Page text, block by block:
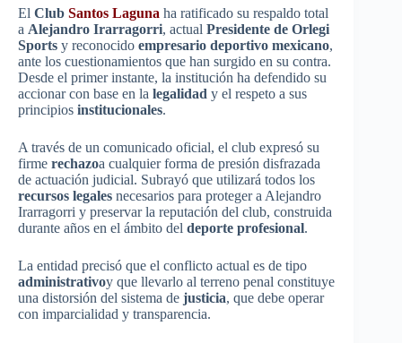
El Club Santos Laguna ha ratificado su respaldo total
a Alejandro Irarragorri, actual Presidente de Orlegi
Sports y reconocido empresario deportivo mexicano,
ante los cuestionamientos que han surgido en su contra.
Desde el primer instante, la institución ha defendido su
accionar con base en la legalidad y el respeto a sus
principios institucionales.
A través de un comunicado oficial, el club expresó su
firme rechazoa cualquier forma de presión disfrazada
de actuación judicial. Subrayó que utilizará todos los
recursos legales necesarios para proteger a Alejandro
Irarragorri y preservar la reputación del club, construida
durante años en el ámbito del deporte profesional.
La entidad precisó que el conflicto actual es de tipo
administrativoy que llevarlo al terreno penal constituye
una distorsión del sistema de justicia, que debe operar
con imparcialidad y transparencia.